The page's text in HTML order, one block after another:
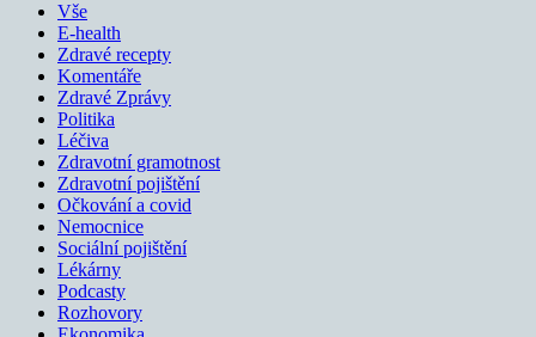
Vše
E-health
Zdravé recepty
Komentáře
Zdravé Zprávy
Politika
Léčiva
Zdravotní gramotnost
Zdravotní pojištění
Očkování a covid
Nemocnice
Sociální pojištění
Lékárny
Podcasty
Rozhovory